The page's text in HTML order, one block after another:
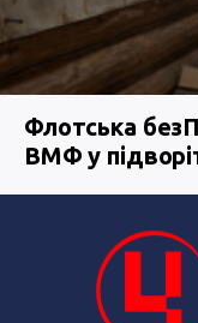
Флотська
ВМФ у